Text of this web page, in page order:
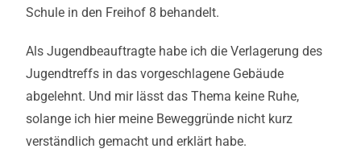
Schule in den Freihof 8 behandelt.
Als Jugendbeauftragte habe ich die Verlagerung des
Jugendtreffs in das vorgeschlagene Gebäude
abgelehnt. Und mir lässt das Thema keine Ruhe,
solange ich hier meine Beweggründe nicht kurz
verständlich gemacht und erklärt habe.